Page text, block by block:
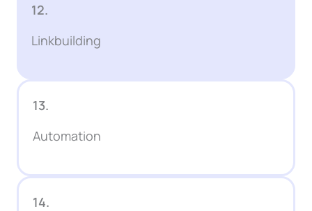
12.
Linkbuilding
13.
Automation
14.